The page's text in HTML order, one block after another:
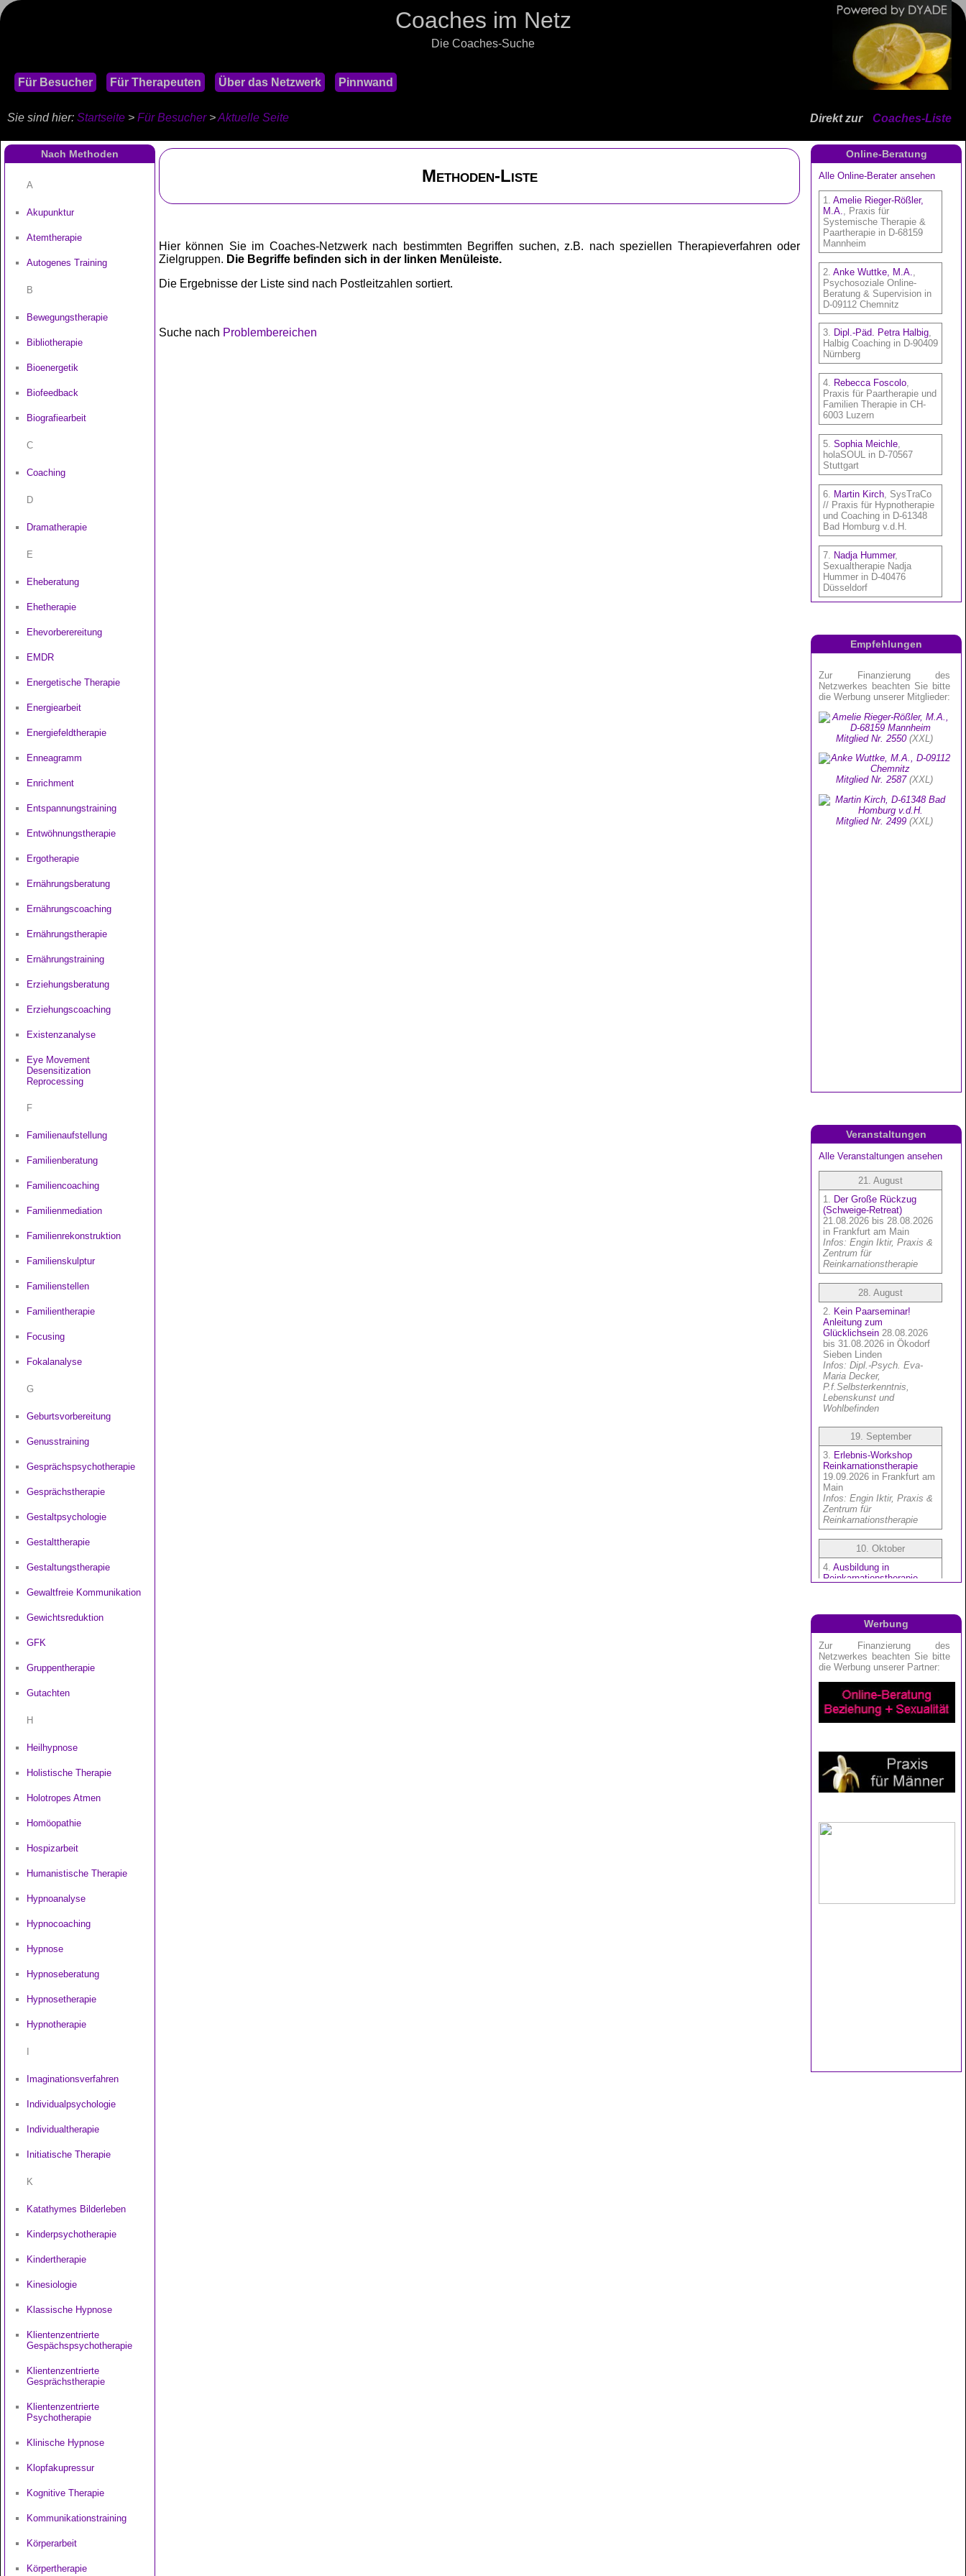
Coaches im Netz
Die Coaches-Suche
Für Besucher Für Therapeuten Über das Netzwerk Pinnwand
Direkt zur Coaches-Liste
Sie sind hier: Startseite > Für Besucher>Aktuelle Seite
Nach Methoden
A
Akupunktur
Atemtherapie
Autogenes Training
B
Bewegungstherapie
Bibliotherapie
Bioenergetik
Biofeedback
Biografiearbeit
C
Coaching
D
Dramatherapie
E
Eheberatung
Ehetherapie
Ehevorberereitung
EMDR
Energetische Therapie
Energiearbeit
Energiefeldtherapie
Enneagramm
Enrichment
Entspannungstraining
Entwöhnungstherapie
Ergotherapie
Ernährungsberatung
Ernährungscoaching
Ernährungstherapie
Ernährungstraining
Erziehungsberatung
Erziehungscoaching
Existenzanalyse
Eye Movement
Desensitization
Reprocessing
F
Familienaufstellung
Familienberatung
Familiencoaching
Familienmediation
Familienrekonstruktion
Familienskulptur
Familienstellen
Familientherapie
Focusing
Fokalanalyse
G
Geburtsvorbereitung
Genusstraining
Gesprächspsychotherapie
Gesprächstherapie
Gestaltpsychologie
Gestalttherapie
Gestaltungstherapie
Gewaltfreie Kommunikation
Gewichtsreduktion
GFK
Gruppentherapie
Gutachten
H
Heilhypnose
Holistische Therapie
Holotropes Atmen
Homöopathie
Hospizarbeit
Humanistische Therapie
Hypnoanalyse
Hypnocoaching
Hypnose
Hypnoseberatung
Hypnosetherapie
Hypnotherapie
Imaginationsverfahren
Individualpsychologie
Individualtherapie
Initiatische Therapie
K
Katathymes Bilderleben
Kinderpsychotherapie
Kindertherapie
Kinesiologie
Klassische Hypnose
Klientenzentrierte
Gespächspsychotherapie
Klientenzentrierte
Gesprächstherapie
Klientenzentrierte
Psychotherapie
Klinische Hypnose
Klopfakupressur
Kognitive Therapie
Kommunikationstraining
Körperarbeit
Körpertherapie
Methoden-Liste
Hier können Sie im Coaches-Netzwerk nach bestimmten Begriffen suchen, z.B. nach speziellen Therapieverfahren oder
Zielgruppen. Die Begriffe befinden sich in der linken Menüleiste.
Die Ergebnisse der Liste sind nach Postleitzahlen sortiert.
Suche nach Problembereichen
Online-Beratung
Empfehlungen
Veranstaltungen
Werbung